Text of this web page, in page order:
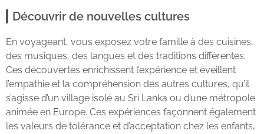
Découvrir de nouvelles cultures
En voyageant, vous exposez votre famille à des cuisines,
des musiques, des langues et des traditions différentes.
Ces découvertes enrichissent l’expérience et éveillent
l’empathie et la compréhension des autres cultures, qu’il
s’agisse d’un village isolé au Sri Lanka ou d’une métropole
animée en Europe. Ces expériences façonnent également
les valeurs de tolérance et d’acceptation chez les enfants,